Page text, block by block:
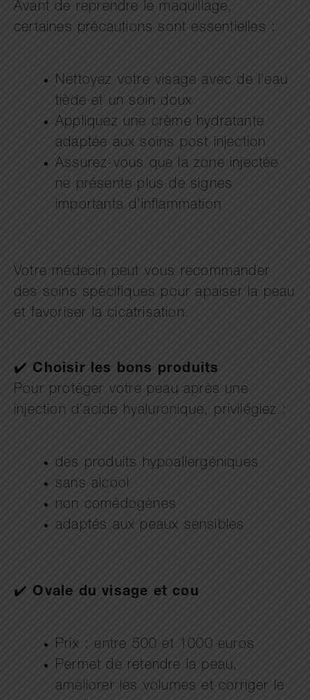
Avant de reprendre le maquillage,
certaines précautions sont essentielles :
Nettoyez votre visage avec de l’eau
tiède et un soin doux
Appliquez une crème hydratante
adaptée aux soins post injection
Assurez-vous que la zone injectée
ne présente plus de signes
importants d’inflammation
Votre médecin peut vous recommander
des soins spécifiques pour apaiser la peau
et favoriser la cicatrisation.
✔️ Choisir les bons produits
Pour protéger votre peau après une
injection d’acide hyaluronique, privilégiez :
des produits hypoallergéniques
sans alcool
non comédogènes
adaptés aux peaux sensibles
✔️ Ovale du visage et cou
Prix : entre 500 et 1000 euros
Permet de retendre la peau,
améliorer les volumes et corriger le